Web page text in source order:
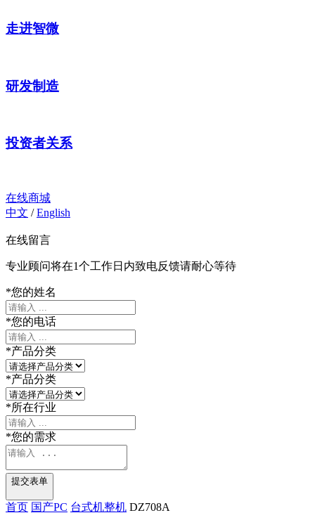
走进智微
研发制造
投资者关系
在线商城
中文 /English
在线留言
专业顾问将在1个工作日内致电反馈请耐心等待
*您的姓名
*您的电话
*产品分类
*产品分类
*所在行业
*您的需求
提交表单
首页 国产PC 台式机整机 DZ708A